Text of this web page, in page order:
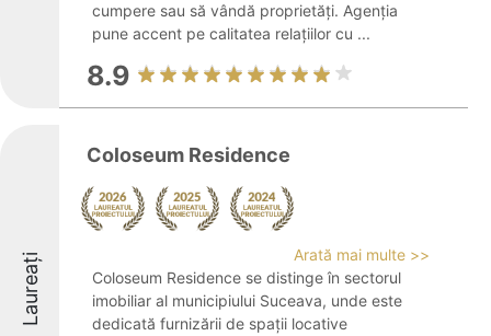
cumpere sau să vândă proprietăți. Agenția
pune accent pe calitatea relațiilor cu ...
8.9
Laureați
Coloseum Residence
Arată mai multe >>
Coloseum Residence se distinge în sectorul
imobiliar al municipiului Suceava, unde este
dedicată furnizării de spații locative